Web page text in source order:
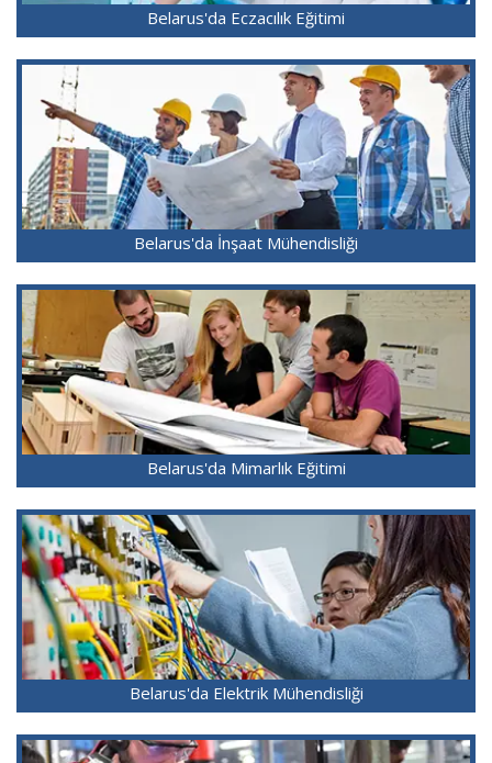
Belarus'da Eczacılık Eğitimi
Belarus'da İnşaat Mühendisliği
Belarus'da Mimarlık Eğitimi
Belarus'da Elektrik Mühendisliği